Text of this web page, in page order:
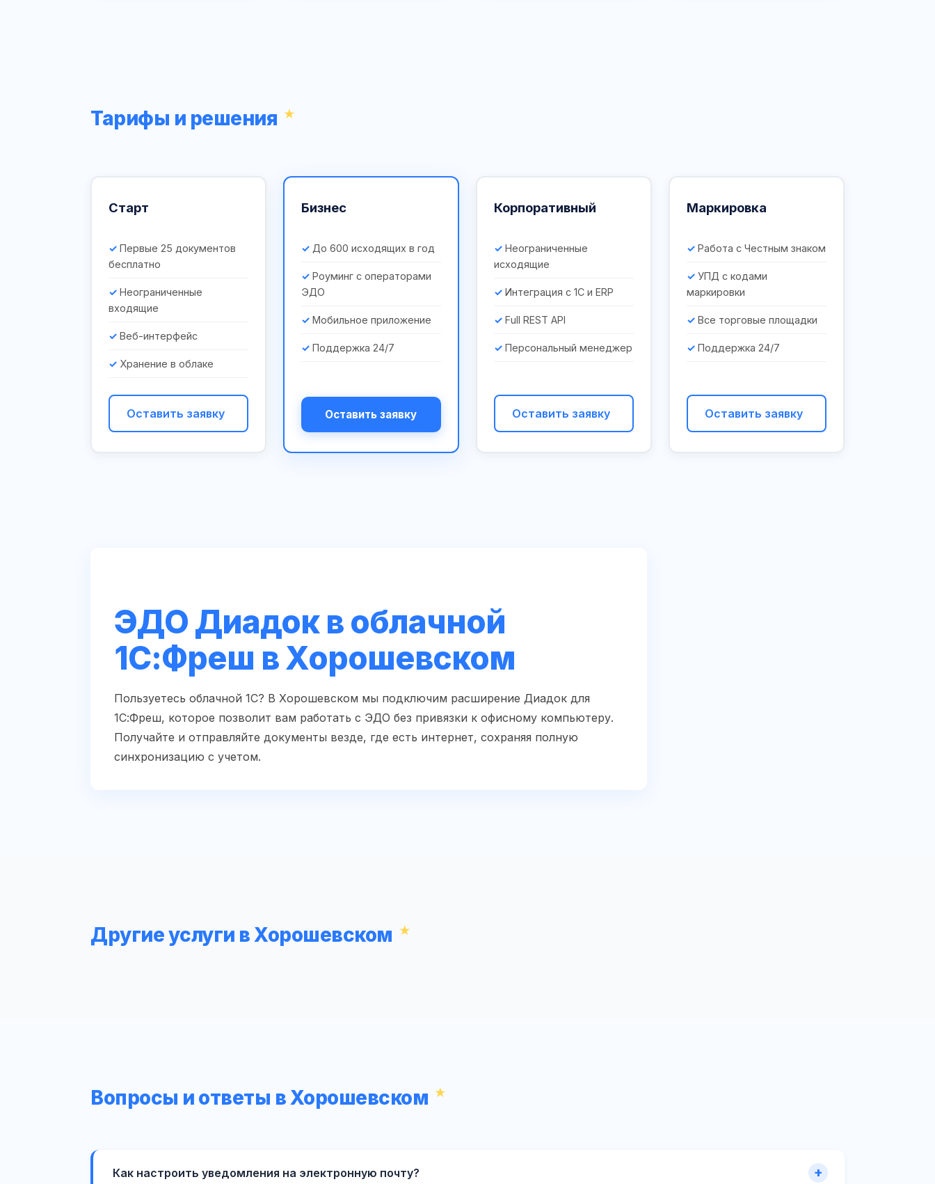
Тарифы и решения
Старт
Первые 25 документов
бесплатно
Неограниченные
входящие
Веб-интерфейс
Хранение в облаке
Оставить заявку
Бизнес
До 600 исходящих в год
Роуминг с операторами
ЭДО
Мобильное приложение
Поддержка 24/7
Оставить заявку
Корпоративный
Неограниченные
исходящие
Интеграция с 1С и ERP
Full REST API
Персональный менеджер
Оставить заявку
Маркировка
Работа с Честным знаком
УПД с кодами
маркировки
Все торговые площадки
Поддержка 24/7
Оставить заявку
ЭДО Диадок в облачной
1С:Фреш в Хорошевском
Пользуетесь облачной 1С? В Хорошевском мы подключим расширение Диадок для
1С:Фреш, которое позволит вам работать с ЭДО без привязки к офисному компьютеру.
Получайте и отправляйте документы везде, где есть интернет, сохраняя полную
синхронизацию с учетом.
Другие услуги в Хорошевском
Вопросы и ответы в Хорошевском
Как настроить уведомления на электронную почту?